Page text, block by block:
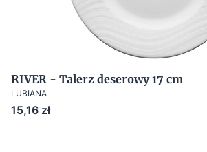
RIVER - Talerz deserowy 17 cm
LUBIANA
Cena
15,16 zł